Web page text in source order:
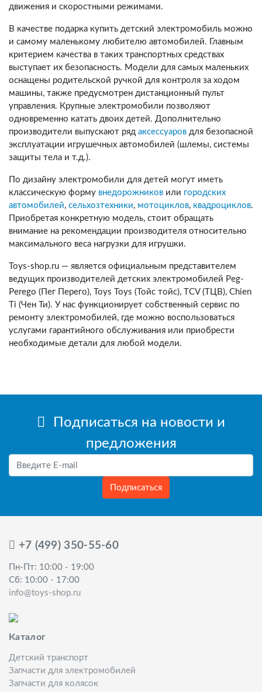
движения и скоростными режимами.
В качестве подарка купить детский электромобиль можно
и самому маленькому любителю автомобилей. Главным
критерием качества в таких транспортных средствах
выступает их безопасность. Модели для самых маленьких
оснащены родительской ручкой для контроля за ходом
машины, также предусмотрен дистанционный пульт
управления. Крупные электромобили позволяют
одновременно катать двоих детей. Дополнительно
производители выпускают ряд аксессуаров для безопасной
эксплуатации игрушечных автомобилей (шлемы, системы
защиты тела и т.д.).
По дизайну электромобили для детей могут иметь
классическую форму внедорожников или городских
автомобилей, сельхозтехники, мотоциклов, квадроциклов.
Приобретая конкретную модель, стоит обращать
внимание на рекомендации производителя относительно
максимального веса нагрузки для игрушки.
Toys-shop.ru — является официальным представителем
ведущих производителей детских электромобилей Peg-
Perego (Пег Перего), Toys Toys (Тойс тойс), TCV (ТЦВ), Chien
Ti (Чен Ти). У нас функционирует собственный сервис по
ремонту электромобилей, где можно воспользоваться
услугами гарантийного обслуживания или приобрести
необходимые детали для любой модели.
Подписаться на новости и
предложения
Подписаться
+7 (499) 350-55-60
Пн-Пт: 10:00 - 19:00
Сб: 10:00 - 17:00
info@toys-shop.ru
Каталог
Детский транспорт
Запчасти для электромобилей
Запчасти для колясок